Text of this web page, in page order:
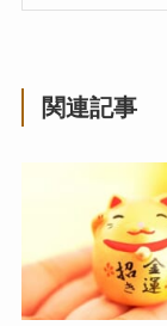
関連記事